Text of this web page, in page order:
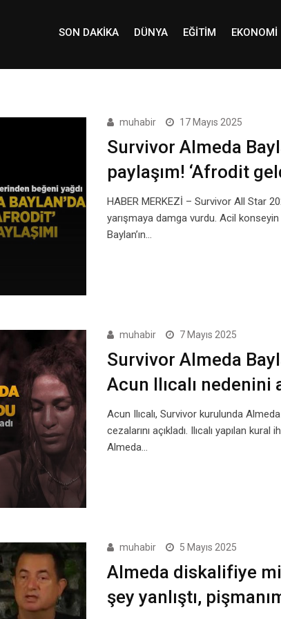
SON DAKIKA DÜNYA EĞITIM EKONOMI
muhabir 17 Mayıs 2025
Survivor Almeda
paylaşım! ‘Afrodit
HABER MERKEZİ – Survivor All Star
yarışmaya damga vurdu. Acil konseyin
Baylan’ın…
muhabir 7 Mayıs 2025
Survivor Almeda
Acun Ilıcalı nedenini
Acun Ilıcalı, Survivor kurulunda
cezalarını açıkladı. Ilıcalı yapılan
Almeda…
muhabir 5 Mayıs 2025
Almeda diskalifiye mi
şey yanlıştı,